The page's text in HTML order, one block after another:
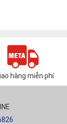
hàng miễn phí